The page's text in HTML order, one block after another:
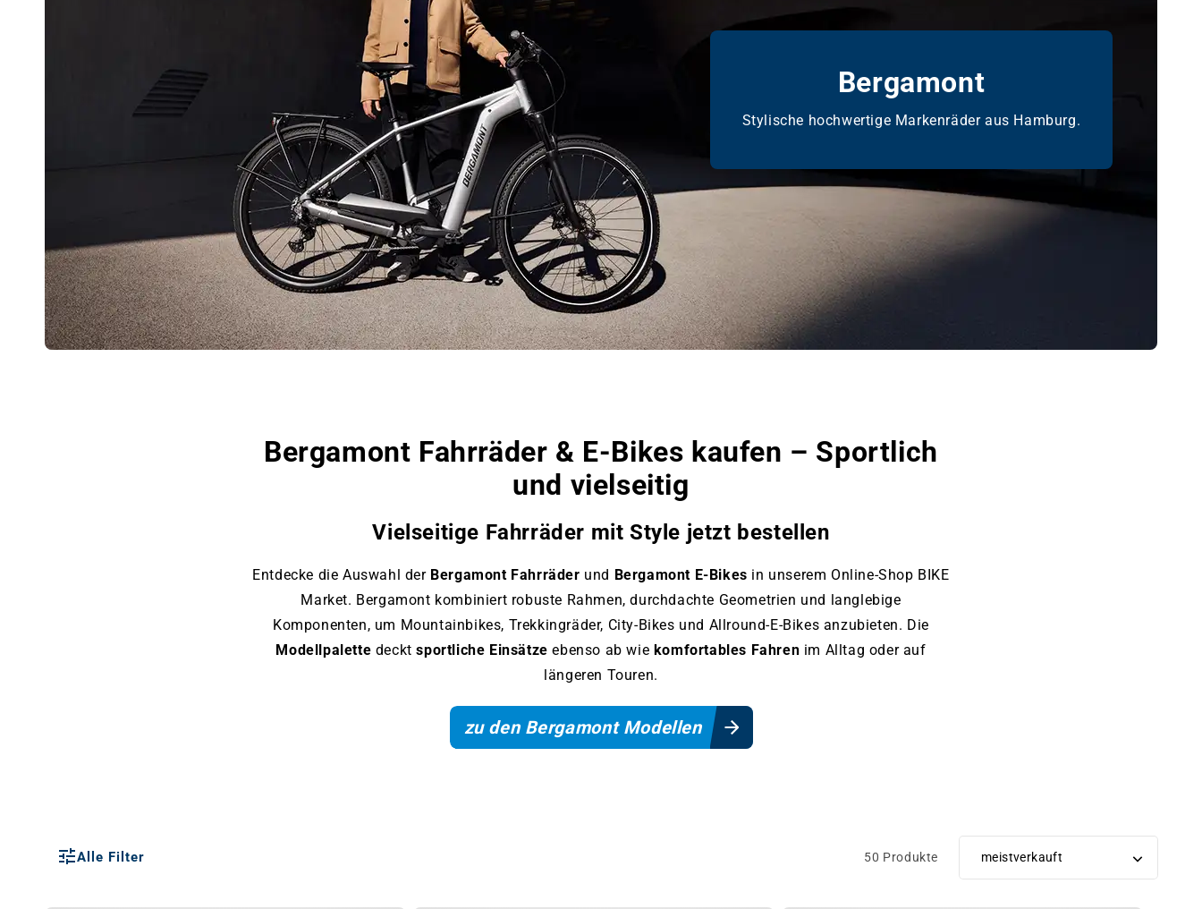
Bergamont
Stylische hochwertige Markenräder aus Hamburg.
Bergamont Fahrräder & E‑Bikes kaufen – Sportlich
und vielseitig
Vielseitige Fahrräder mit Style jetzt bestellen
Entdecke die Auswahl der Bergamont Fahrräder und Bergamont E‑Bikes in unserem Online‑Shop BIKE
Market. Bergamont kombiniert robuste Rahmen, durchdachte Geometrien und langlebige
Komponenten, um Mountainbikes, Trekkingräder, City‑Bikes und Allround‑E‑Bikes anzubieten. Die
Modellpalette decktsportliche Einsätzeebenso ab wie komfortables Fahren im Alltag oder auf
längeren Touren.
zu den Bergamont Modellen
Alle Filter 50 Produkte